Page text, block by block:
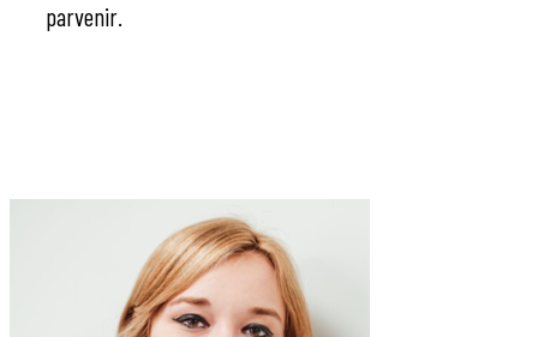
parvenir.